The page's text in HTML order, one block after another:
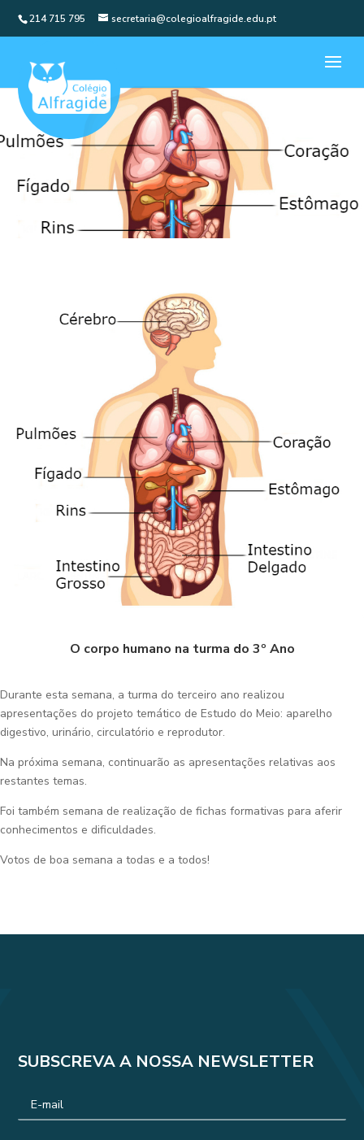
214 715 795 secretaria@colegioalfragide.edu.pt
O corpo humano na turma do 3º Ano
Durante esta semana, a turma do terceiro ano realizou
apresentações do projeto temático de Estudo do Meio: aparelho
digestivo, urinário, circulatório e reprodutor.
Na próxima semana, continuarão as apresentações relativas aos
restantes temas.
Foi também semana de realização de fichas formativas para aferir
conhecimentos e dificuldades.
Votos de boa semana a todas e a todos!
SUBSCREVA A NOSSA NEWSLETTER